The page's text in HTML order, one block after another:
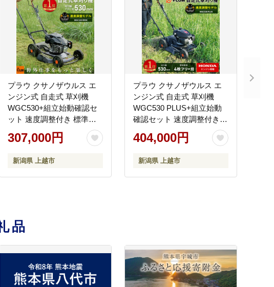
プラウ クサノザウルス エ
ンジン式 自走式 草刈機
WGC530+組立始動確認セ
ット 速度調整付き 標準版
MEIKIエンジン PLUS ホン
ダエンジン 刈幅53cm フリ
無段階変速
307,000円
新潟県 上越市
プラウ クサノザウルス エ
ンジン式 自走式 草刈機
WGC530 PLUS+組立始動
確認セット 速度調整付き
標準版 MEIKIエンジン
PLUS ホンダエンジン 刈幅
芝刈り機 無段階変速
404,000円
新潟県 上越市
品